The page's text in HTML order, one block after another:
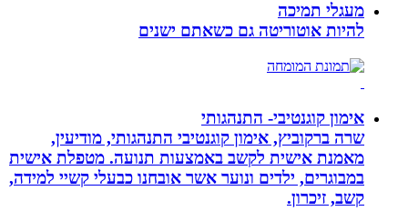
מעגלי תמיכה
להיות אוטוריטה גם כשאתם ישנים
אימון קוגנטיבי- התנהגותי
שרה ברקוביץ, אימון קוגנטיבי התנהגותי, מודיעין,
מאמנת אישית לקשב באמצעות תנועה. מטפלת אישית
במבוגרים, ילדים ונוער אשר אובחנו כבעלי קשיי למידה,
קשב, זיכרון.